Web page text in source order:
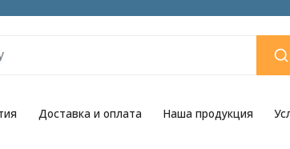
Доставка и оплата Наша продукция